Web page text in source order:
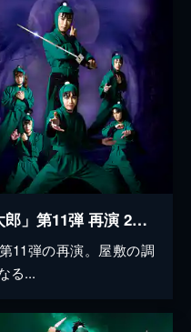
ミュージカル「忍たま乱太郎」第11弾 再演 2020～忍たま 恐怖のきもだめし～
11弾の再演。屋敷の調
る...